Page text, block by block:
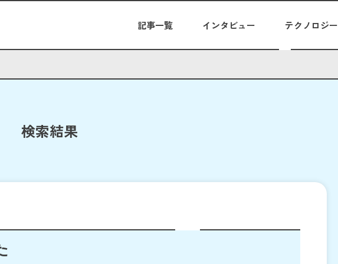
記事一覧 インタビュー テクノロジー
検索結果